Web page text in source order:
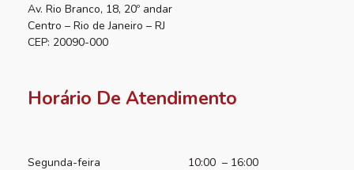
Av. Rio Branco, 18, 20º andar
Centro – Rio de Janeiro – RJ
CEP: 20090-000
Horário De Atendimento
Segunda-feira 10:00 – 16:00